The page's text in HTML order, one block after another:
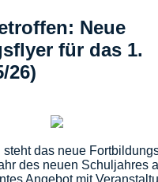
Neue
für das 1.
26)
das neue
des neuen Schuljahres
Angebot mit